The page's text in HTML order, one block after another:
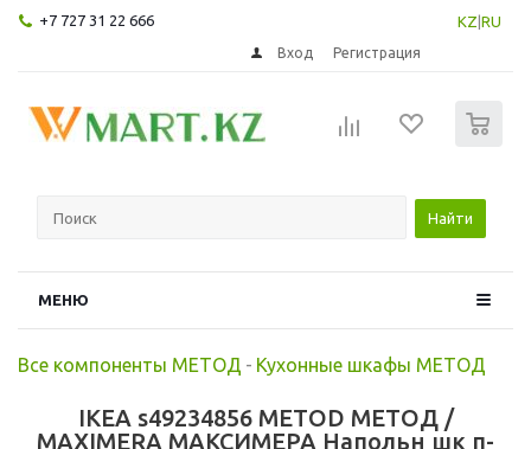
+7 727 31 22 666 KZ RU
Вход Регистрация
Найти
МЕНЮ
Все компоненты МЕТОД - Кухонные шкафы МЕТОД
IKEA s49234856 METOD МЕТОД /
MAXIMERA МАКСИМЕРА Напольн шк п-